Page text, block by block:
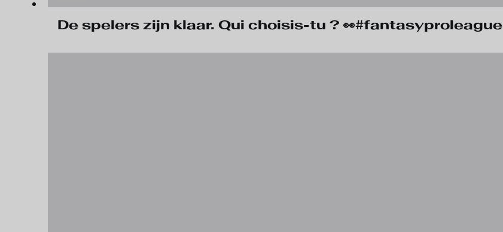
De spelers zijn klaar. Qui choisis-tu ? 👀#fantasyproleague